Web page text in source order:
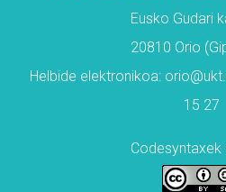
Eusko Gudari
20810 Orio
Helbide elektronikoa:
15 27
Codesyntaxek